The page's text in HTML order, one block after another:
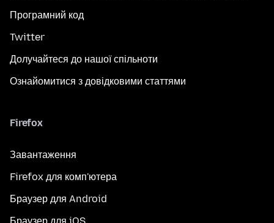
Програмний код
Twitter
Долучайтеся до нашої спільноти
Ознайомитися з довідковими статтями
Firefox
Завантаження
Firefox для комп'ютера
Браузер для Android